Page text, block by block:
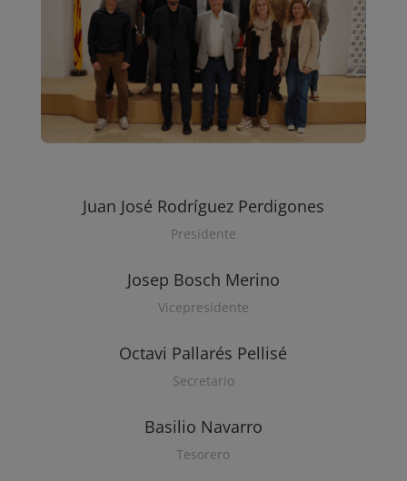
Juan José Rodríguez Perdigones
Presidente
Josep Bosch Merino
Vicepresidente
Octavi Pallarés Pellisé
Secretario
Basilio Navarro
Tesorero